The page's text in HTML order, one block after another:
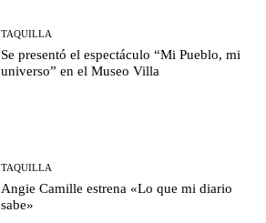
TAQUILLA
Se presentó el espectáculo “Mi Pueblo, mi
universo” en el Museo Villa
TAQUILLA
Angie Camille estrena «Lo que mi diario
sabe»